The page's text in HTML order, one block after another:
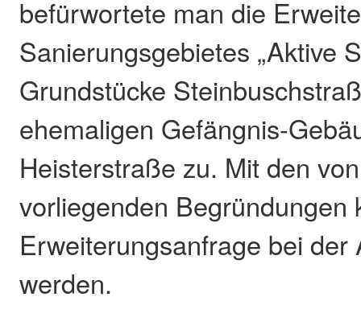
befürwortete man die
Sanierungsgebietes „Aktive
Grundstücke
ehemaligen Gefängnis-
Heisterstraße zu. Mit den
vorliegenden Begründungen
Erweiterungsanfrage bei der
werden.